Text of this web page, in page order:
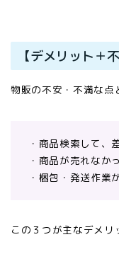
【デメリット＋
物販の不安・不満な点
・商品検索して、
・商品が売れなか
・梱包・発送作業
この３つが主なデメリ